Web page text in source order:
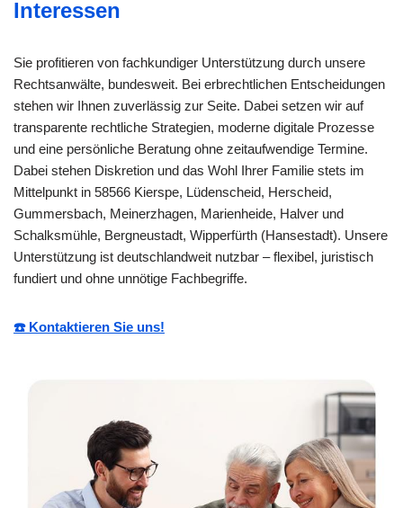
Interessen
Sie profitieren von fachkundiger Unterstützung durch unsere
Rechtsanwälte, bundesweit. Bei erbrechtlichen Entscheidungen
stehen wir Ihnen zuverlässig zur Seite. Dabei setzen wir auf
transparente rechtliche Strategien, moderne digitale Prozesse
und eine persönliche Beratung ohne zeitaufwendige Termine.
Dabei stehen Diskretion und das Wohl Ihrer Familie stets im
Mittelpunkt in 58566 Kierspe, Lüdenscheid, Herscheid,
Gummersbach, Meinerzhagen, Marienheide, Halver und
Schalksmühle, Bergneustadt, Wipperfürth (Hansestadt). Unsere
Unterstützung ist deutschlandweit nutzbar – flexibel, juristisch
fundiert und ohne unnötige Fachbegriffe.
☎️ Kontaktieren Sie uns!